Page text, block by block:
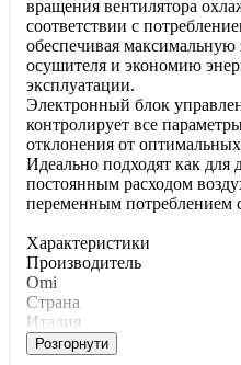
вращения вентилятора
соответствии с
обеспечивая
осушителя и экономию
эксплуатации.
Электронный блок
контролирует все
отклонения от
Идеально подходят как для
постоянным расходом
переменным потреблением
Характеристики
Производитель
Omi
Страна
Италия
Розгорнути